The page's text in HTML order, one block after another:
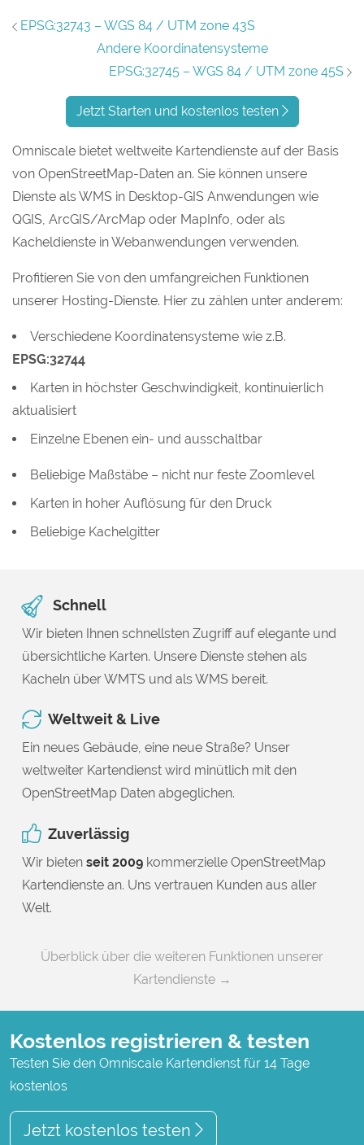
EPSG:32743 – WGS 84 / UTM zone 43S
Andere Koordinatensysteme
EPSG:32745 – WGS 84 / UTM zone 45S
Jetzt Starten und kostenlos testen
Omniscale bietet weltweite Kartendienste auf der Basis
von OpenStreetMap-Daten an. Sie können unsere
Dienste als WMS in Desktop-GIS Anwendungen wie
QGIS, ArcGIS/ArcMap oder MapInfo, oder als
Kacheldienste in Webanwendungen verwenden.
Profitieren Sie von den umfangreichen Funktionen
unserer Hosting-Dienste. Hier zu zählen unter anderem:
Verschiedene Koordinatensysteme wie z.B.
EPSG:32744
Karten in höchster Geschwindigkeit, kontinuierlich
aktualisiert
Einzelne Ebenen ein- und ausschaltbar
Beliebige Maßstäbe – nicht nur feste Zoomlevel
Karten in hoher Auflösung für den Druck
Beliebige Kachelgitter
Schnell
Wir bieten Ihnen schnellsten Zugriff auf elegante und
übersichtliche Karten. Unsere Dienste stehen als
Kacheln über WMTS und als WMS bereit.
Weltweit & Live
Ein neues Gebäude, eine neue Straße? Unser
weltweiter Kartendienst wird minütlich mit den
OpenStreetMap Daten abgeglichen.
Zuverlässig
Wir bieten seit 2009 kommerzielle OpenStreetMap
Kartendienste an. Uns vertrauen Kunden aus aller
Welt.
Überblick über die weiteren Funktionen unserer
Kartendienste →
Kostenlos registrieren & testen
Testen Sie den Omniscale Kartendienst für 14 Tage
kostenlos
Jetzt kostenlos testen